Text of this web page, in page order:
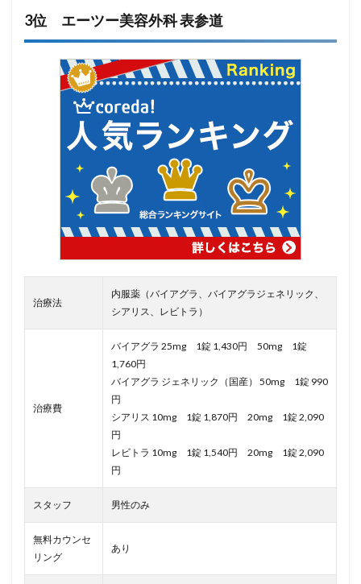
3位 エーツー美容外科 表参道
治療法
内服薬（バイアグラ、バイアグラジェネリック、
シアリス、レビトラ）
治療費
バイアグラ 25mg 1錠 1,430円 50mg 1錠
1,760円
バイアグラ ジェネリック（国産） 50mg 1錠 990
円
シアリス 10mg 1錠 1,870円 20mg 1錠 2,090
円
レビトラ 10mg 1錠 1,540円 20mg 1錠 2,090
円
スタッフ 男性のみ
無料カウンセ
リング
あり